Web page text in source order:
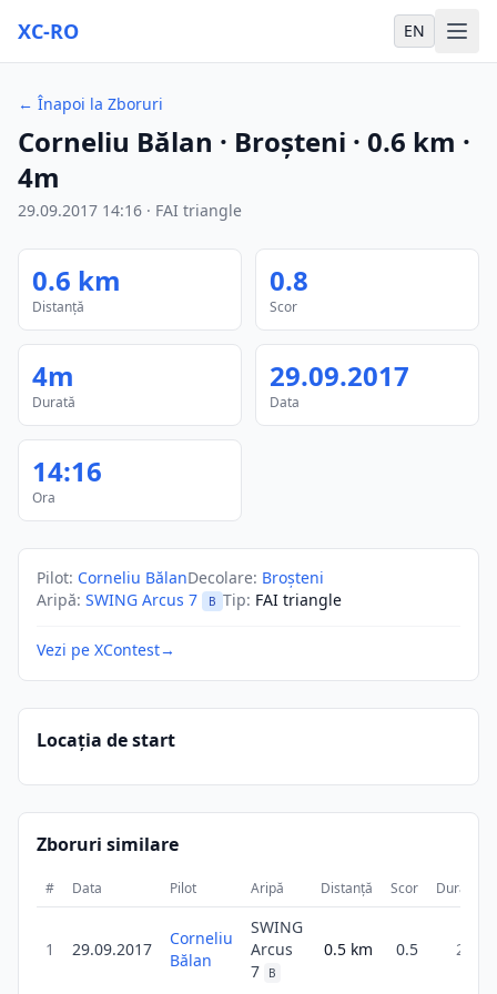
XC-RO EN
← Înapoi la Zboruri
Corneliu Bălan · Broșteni · 0.6 km ·
4m
29.09.2017 14:16 · FAI triangle
0.6 km
Distanță
0.8
Scor
4m
Durată
29.09.2017
Data
14:16
Ora
Pilot: Corneliu BălanDecolare: Broșteni
Aripă: SWING Arcus 7 B Tip: FAI triangle
Vezi pe XContest→
Locația de start
Zboruri similare
# Data Pilot Aripă Distanță Scor Durată
1 29.09.2017
Corneliu
Bălan
SWING
Arcus
7
B
0.5 km 0.5 2m